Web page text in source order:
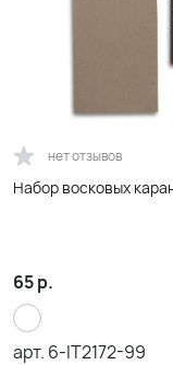
нет отзывов
Набор восковых
65р.
арт. 6-IT2172-99